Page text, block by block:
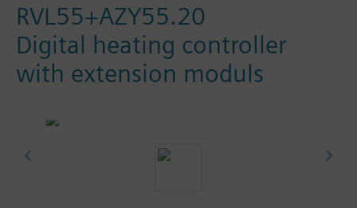
RVL55+AZY55.20
Digital heating controller
with extension moduls